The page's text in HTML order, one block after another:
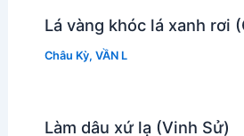
Lá vàng khóc lá xanh rơi
Châu Kỳ, VẦN L
Làm dâu xứ lạ (Vinh Sử)